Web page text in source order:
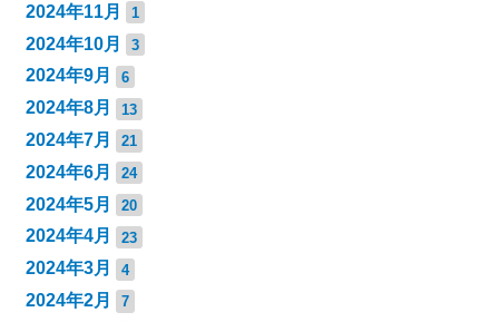
2024年11月 1
2024年10月 3
2024年9月 6
2024年8月 13
2024年7月 21
2024年6月 24
2024年5月 20
2024年4月 23
2024年3月 4
2024年2月 7